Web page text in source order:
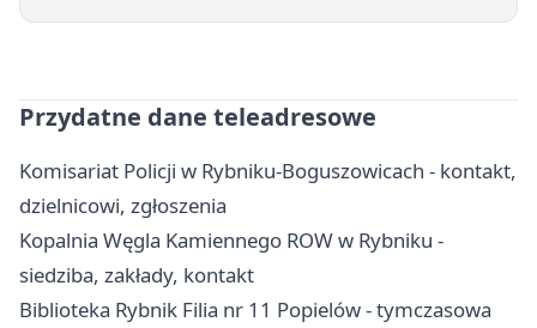
Przydatne dane teleadresowe
Komisariat Policji w Rybniku-Boguszowicach - kontakt,
dzielnicowi, zgłoszenia
Kopalnia Węgla Kamiennego ROW w Rybniku -
siedziba, zakłady, kontakt
Biblioteka Rybnik Filia nr 11 Popielów - tymczasowa